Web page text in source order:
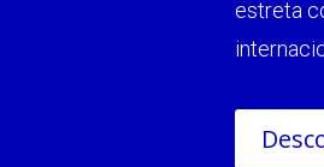
estreta